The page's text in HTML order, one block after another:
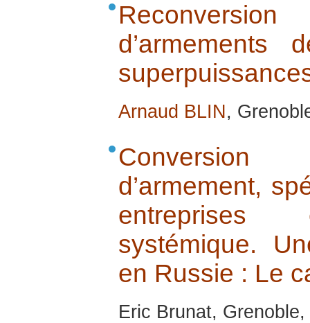
d’armements
Arnaud BLIN,
d’armement,
entreprises
systémique.
en Russie : Le
Eric Brunat,